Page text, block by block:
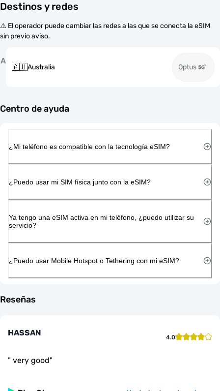
Destinos y redes
⚠️ El operador puede cambiar las redes a las que se conecta la eSIM
sin previo aviso.
A
🇦🇺Australia Optus
Centro de ayuda
¿Mi teléfono es compatible con la tecnología eSIM?
¿Puedo usar mi SIM física junto con la eSIM?
Ya tengo una eSIM activa en mi teléfono, ¿puedo utilizar su
servicio?
¿Puedo usar Mobile Hotspot o Tethering con mi eSIM?
Reseñas
HASSAN 4.0
" very good"